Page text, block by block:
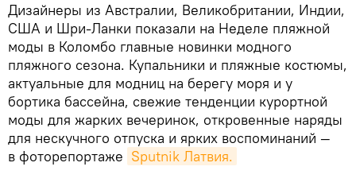
Дизайнеры из Австралии, Великобритании, Индии,
США и Шри-Ланки показали на Неделе пляжной
моды в Коломбо главные новинки модного
пляжного сезона. Купальники и пляжные костюмы,
актуальные для модниц на берегу моря и у
бортика бассейна, свежие тенденции курортной
моды для жарких вечеринок, откровенные наряды
для нескучного отпуска и ярких воспоминаний —
в фоторепортаже Sputnik Латвия.